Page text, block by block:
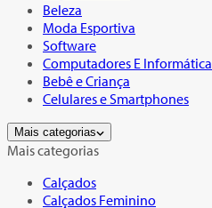
Beleza
Moda Esportiva
Software
Computadores E Informática
Bebê e Criança
Celulares e Smartphones
Mais categorias
Mais categorias
Calçados
Calçados Feminino